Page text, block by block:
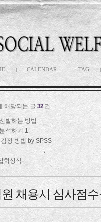
CALENDAR TAG
해당되는 글32 건
발하는 방법
석하기
1
정 방법 by SPSS
학상식
채용시 심사점